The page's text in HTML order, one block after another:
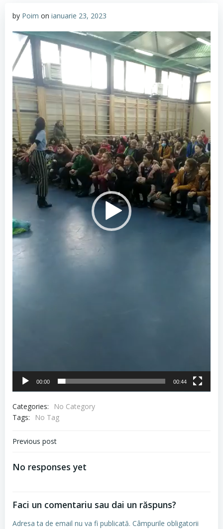
by Poim on ianuarie 23, 2023
Player
video
00:00 00:44
Categories:
No Category
Tags:
No Tag
Navigare
articole
Previous post
No responses yet
Faci un comentariu sau dai un răspuns?
Adresa ta de email nu va fi publicată. Câmpurile obligatorii